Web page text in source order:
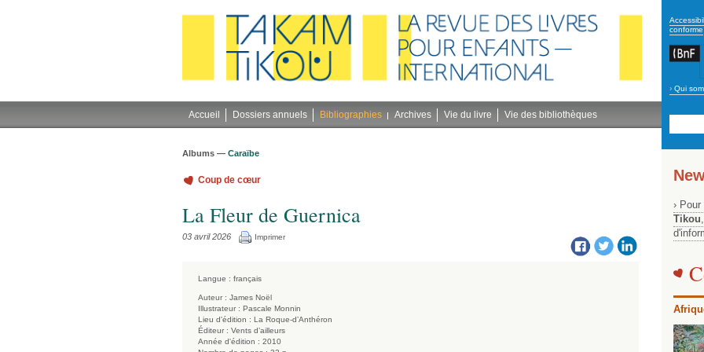
conforme
› Qui
Accueil Dossiers annuels Bibliographies Archives Vie du livre Vie des bibliothèques
Albums — Caraïbe
Coup de cœur
La Fleur de Guernica
03 avril 2026 Imprimer
Langue : français
Auteur : James Noël
Illustrateur : Pascale Monnin
Lieu d'édition : La Roque-d’Anthéron
Éditeur : Vents d’ailleurs
Année d'édition : 2010
›
Tikou